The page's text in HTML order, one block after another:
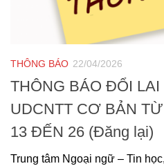
THÔNG BÁO 22/04/2026
THÔNG BÁO ĐỔI
UDCNTT CƠ BẢN
13 ĐẾN 26 (Đăng lại)
Trung tâm Ngoại ngữ – Tin